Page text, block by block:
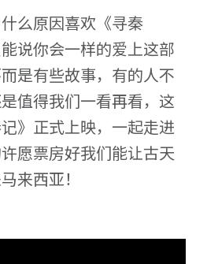
么原因喜欢《寻秦
说你会一样的爱上这部
是有些故事，有的人不
值得我们一看再看，这
》正式上映，一起走进
愿票房好我们能让古天
来西亚！